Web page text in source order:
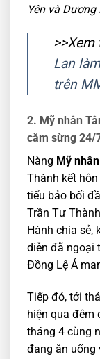
Yên và Dương
>>Xem
Lan
trên
2. Mỹ nhân
cắm sừng 24/
Nàng Mỹ
Thành kết
tiểu bảo bối
Trần Tư
Hành chia sẻ,
diễn đã ngoại
Đồng Lệ Á
Tiếp đó, tới
hiện qua đêm
tháng 4 cùng
đang ăn uống